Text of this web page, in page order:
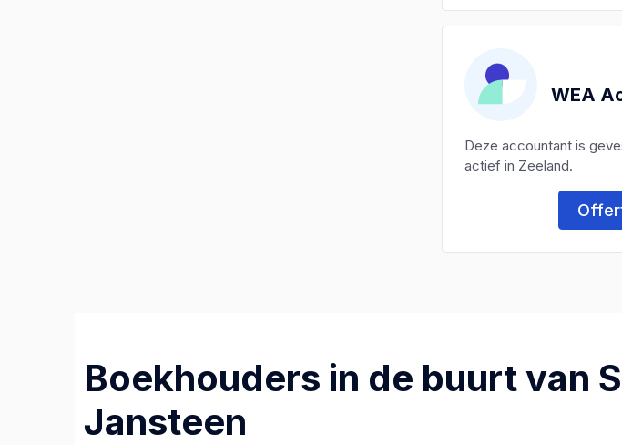
WEA
Deze accountant is
actief in Zeeland.
Boekhouders in de buurt van
Jansteen